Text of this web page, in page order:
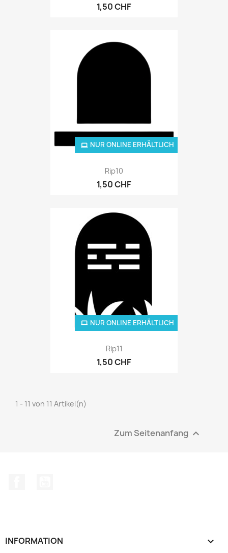
1,50 CHF
Rip10
1,50 CHF
NUR ONLINE ERHÄLTLICH
Rip11
1,50 CHF
NUR ONLINE ERHÄLTLICH
1 - 11 von 11 Artikel(n)
Zum Seitenanfang 
INFORMATION 